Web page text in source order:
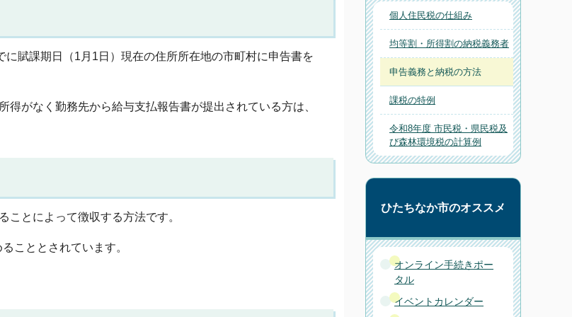
賦課期日（1月1日）現在の住所所在地の市町村に申告書を
がなく勤務先から給与支払報告書が提出されている方は、
ことによって徴収する方法です。
こととされています。
個人住民税の仕組み
均等割・所得割の納税義務者
申告義務と納税の方法
課税の特例
令和8年度 市民税・県民税及
び森林環境税の計算例
ひたちなか市のオススメ
オンライン手続きポー
タル
イベントカレンダー